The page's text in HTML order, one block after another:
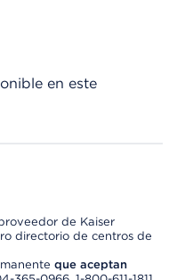
en este
de Kaiser
directorio de centros de
que aceptan